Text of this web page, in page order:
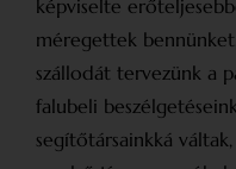
képviselte
méregettek
szállodát tervezünk a
falubeli
segítőtársainkká